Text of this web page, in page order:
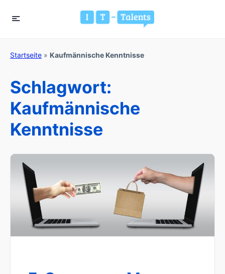
Startseite » Kaufmännische Kenntnisse
Schlagwort:
Kaufmännische
Kenntnisse